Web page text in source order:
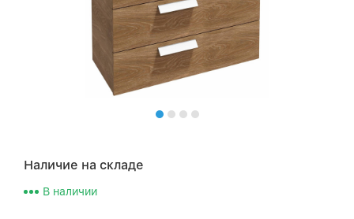
Наличие на складе
В наличии